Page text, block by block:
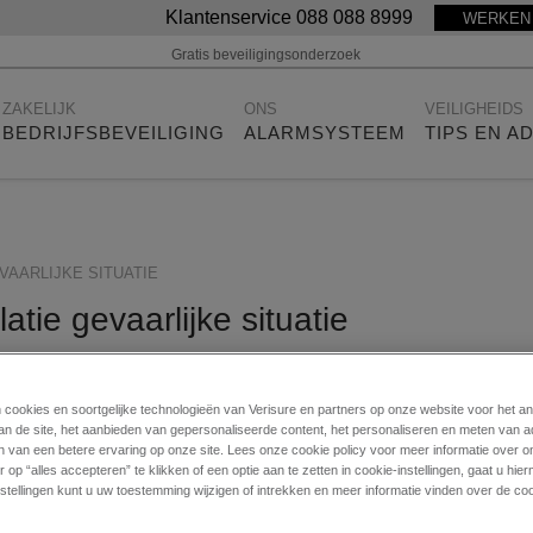
Klantenservice 088 088 8999
Gratis beveiligingsonderzoek
BEDRIJFSBEVEILIGING
ZAKELIJK
ALARMSYSTEEM
ONS
TIPS EN
VEILIGHEIDS
SITUATIE
gevaarlijke situatie
cookies en soortgelijke technologieën van Verisure en partners op onze website voor het
de site, het aanbieden van gepersonaliseerde content, het personaliseren en meten van
van een betere ervaring op onze site. Lees onze cookie policy voor meer informatie over
op “alles accepteren” te klikken of een optie aan te zetten in cookie-instellingen, gaat u
kunt u uw toestemming wijzigen of intrekken en meer informatie vinden over de